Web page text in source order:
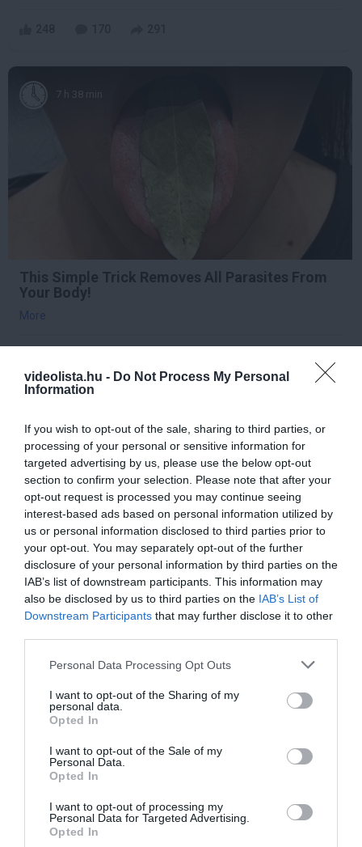
videolista.hu - Do Not Process My Personal
Information
If you wish to opt-out of the sale, sharing to third parties, or
processing of your personal or sensitive information for
targeted advertising by us, please use the below opt-out
section to confirm your selection. Please note that after your
opt-out request is processed you may continue seeing
interest-based ads based on personal information utilized by
us or personal information disclosed to third parties prior to
your opt-out. You may separately opt-out of the further
disclosure of your personal information by third parties on the
IAB’s list of downstream participants. This information may
also be disclosed by us to third parties on the IAB’s List of
Downstream Participants that may further disclose it to other
Please note that this website/app uses one or more Google
not limited to your visit or usage behaviour. You may click to
grant or deny consent to Google and its third-party tags to
use your data for below specified purposes in below Google
consent section.
Personal Data Processing Opt Outs
I want to opt-out of the Sharing of my
personal data.
Opted In
I want to opt-out of the Sale of my
Personal Data.
Opted In
I want to opt-out of processing my
Personal Data for Targeted Advertising.
Opted In
7 h 38 min
This Simple Trick Removes All Parasites From
Your Body!
More
Fungus Dries Up And Falls Off After The First
Use
More
6 h 30 min